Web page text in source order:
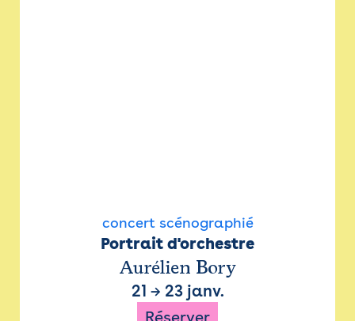
concert scénographié
Portrait d'orchestre
Aurélien Bory
21 → 23 janv.
Réserver